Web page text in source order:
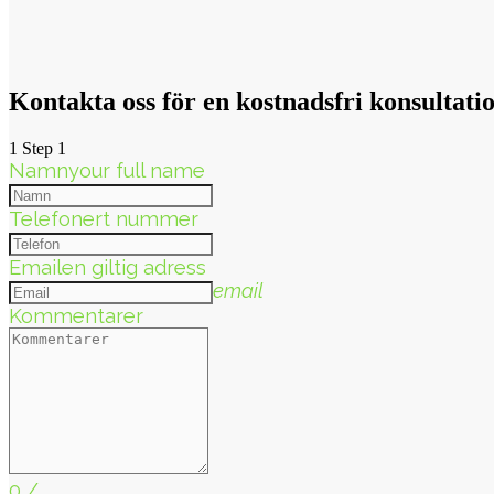
Kontakta oss för en kostnadsfri
1 Step 1
Namnyour full name
Telefonert nummer
Emailen giltig adress
email
Kommentarer